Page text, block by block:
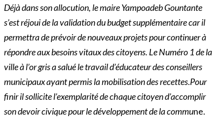
Déjà dans son allocution, le maire Yampoadeb Gountante
s’est réjoui de la validation du budget supplémentaire car il
permettra de prévoir de nouveaux projets pour continuer à
répondre aux besoins vitaux des citoyens. Le Numéro 1 de la
ville à l’or gris a salué le travail d’éducateur des conseillers
municipaux ayant permis la mobilisation des recettes.Pour
finir il sollicite l’exemplarité de chaque citoyen d’accomplir
son devoir civique pour le développement de la commune.